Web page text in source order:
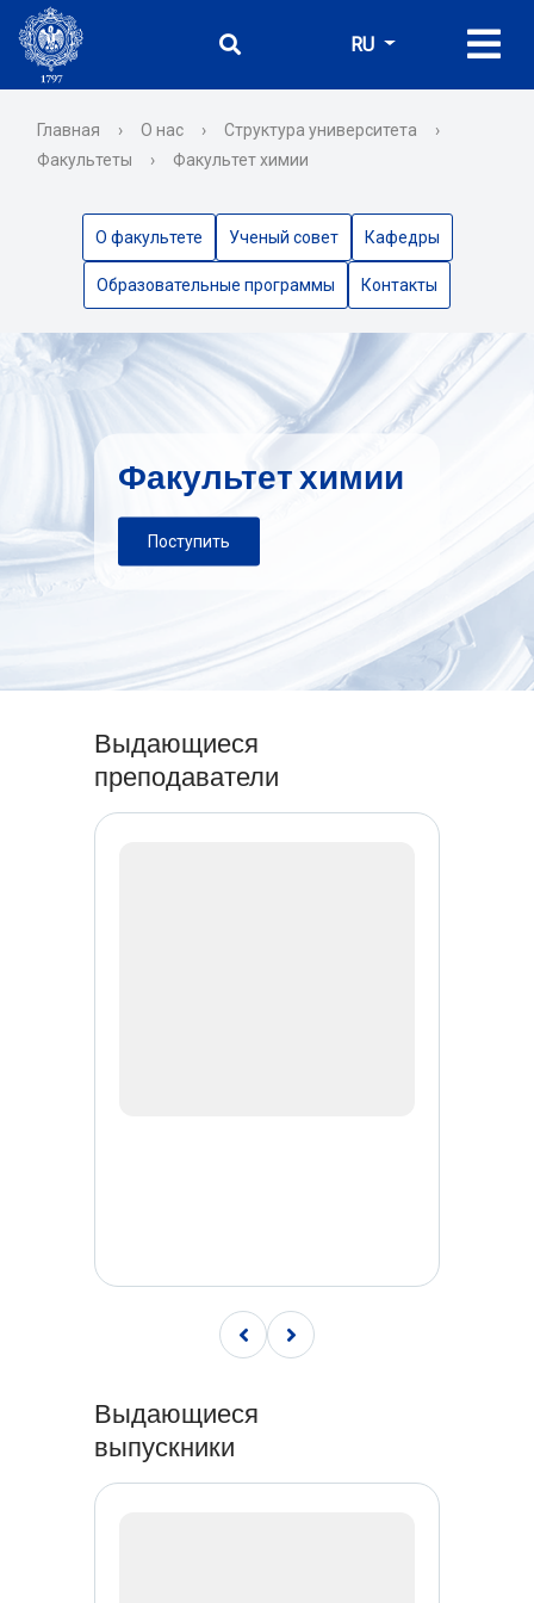
RU
Главная › О нас › Структура университета
›
Факультеты
› Факультет химии
О факультете Ученый совет Кафедры
Образовательные программы Контакты
Факультет химии
Поступить
Выдающиеся
преподаватели
Выдающиеся
выпускники